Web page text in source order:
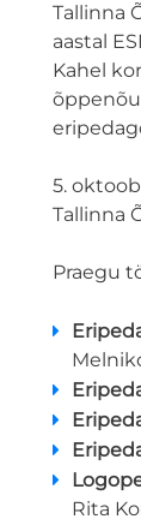
Tallinna
aastal
Kahel
5.
Tallinna
Praegu
Rita